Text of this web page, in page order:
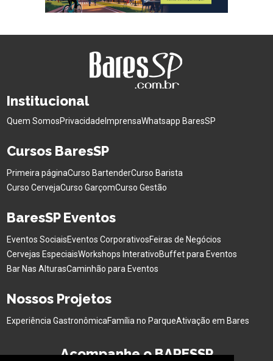
Institucional
Quem SomosPrivacidade ImprensaWhatsapp BaresSP
Cursos BaresSP
Primeira páginaCurso BartenderCurso Barista
Curso CervejaCurso GarçomCurso Gestão
BaresSP Eventos
Eventos SociaisEventos CorporativosFeiras de Negócios
Cervejas EspeciaisWorkshops InterativoBuffet para Eventos
Bar Nas AlturasCaminhão para Eventos
Nossos Projetos
Experiência GastronômicaFamília no ParqueAtivação em Bares
Acompanhe o BARESSP